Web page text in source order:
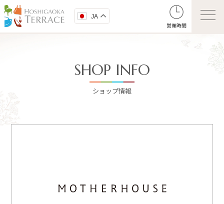
JA
営業時間
SHOP INFO
ショップ情報